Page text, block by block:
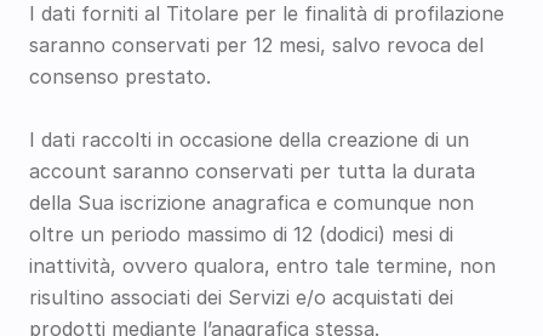
I dati forniti al Titolare per le finalità di profilazione
saranno conservati per 12 mesi, salvo revoca del
consenso prestato.
I dati raccolti in occasione della creazione di un
account saranno conservati per tutta la durata
della Sua iscrizione anagrafica e comunque non
oltre un periodo massimo di 12 (dodici) mesi di
inattività, ovvero qualora, entro tale termine, non
risultino associati dei Servizi e/o acquistati dei
prodotti mediante l’anagrafica stessa.